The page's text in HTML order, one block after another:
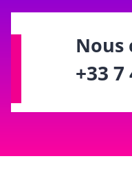
Nous
+33 7